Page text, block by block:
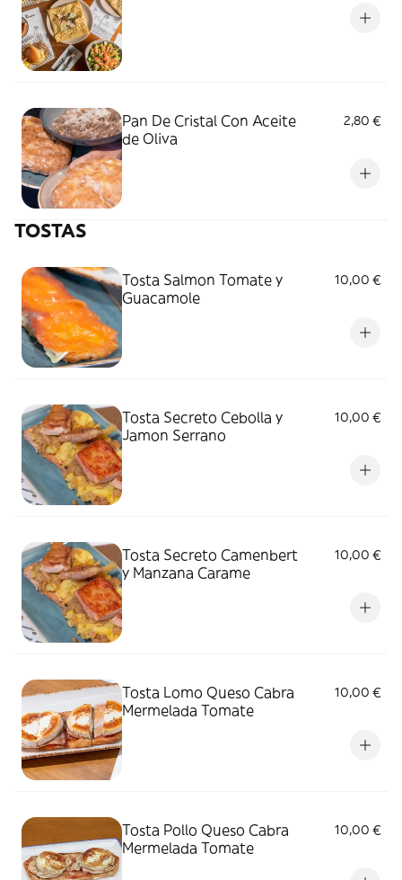
Pan De Cristal Con Aceite
de Oliva
2,80 €
TOSTAS
Tosta Salmon Tomate y
Guacamole
10,00 €
Tosta Secreto Cebolla y
Jamon Serrano
10,00 €
Tosta Secreto Camenbert
y Manzana Carame
10,00 €
Tosta Lomo Queso Cabra
Mermelada Tomate
10,00 €
Tosta Pollo Queso Cabra
Mermelada Tomate
10,00 €